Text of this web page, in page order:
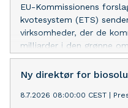
EU-Kommissionens
kvotesystem (ETS)
virksomheder, der de
milliarder i den grønne
konkurrencekraft, lyder
Ny direktør for
8.7.2026 08:00:00 CEST